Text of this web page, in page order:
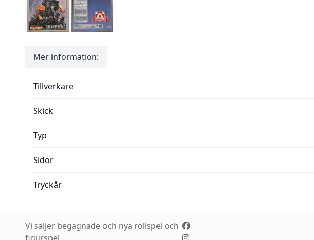
Mer information:
Tillverkare
Skick
Typ
Sidor
Tryckår
Vi säljer begagnade och nya rollspel och